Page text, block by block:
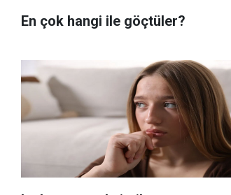
En çok hangi ile göçtüler?